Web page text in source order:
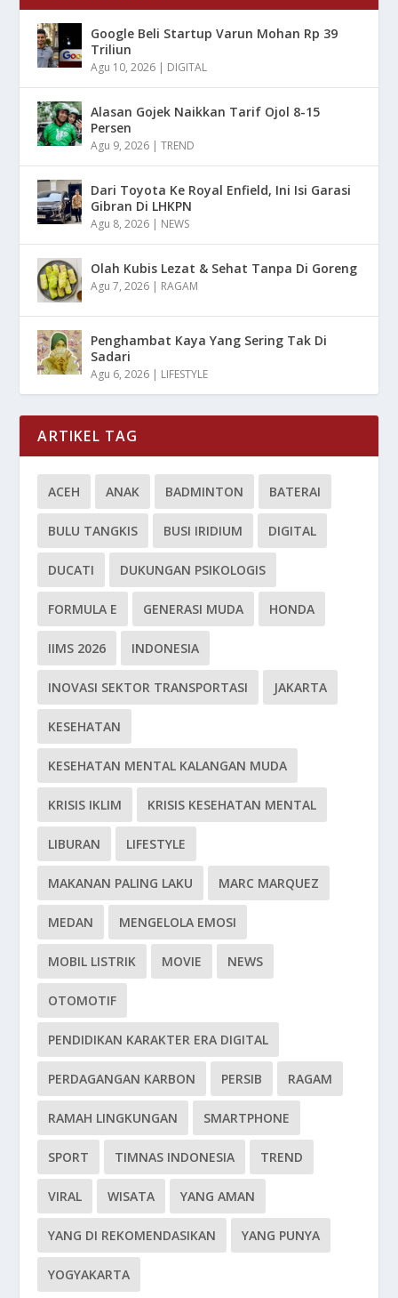
Google Beli Startup Varun Mohan Rp 39
Triliun
Agu 10, 2026 | DIGITAL
Alasan Gojek Naikkan Tarif Ojol 8-15
Persen
Agu 9, 2026 |TREND
Dari Toyota Ke Royal Enfield, Ini Isi Garasi
Gibran Di LHKPN
Agu 8, 2026 | NEWS
Olah Kubis Lezat & Sehat Tanpa Di Goreng
Agu 7, 2026 | RAGAM
Penghambat Kaya Yang Sering Tak Di
Sadari
Agu 6, 2026 | LIFESTYLE
ARTIKEL TAG
ACEH ANAK BADMINTON BATERAI
BULU TANGKIS BUSI IRIDIUM DIGITAL
DUCATI DUKUNGAN PSIKOLOGIS
FORMULA E GENERASI MUDA HONDA
IIMS 2026 INDONESIA
INOVASI SEKTOR TRANSPORTASI JAKARTA
KESEHATAN
KESEHATAN MENTAL KALANGAN MUDA
KRISIS IKLIM KRISIS KESEHATAN MENTAL
LIBURAN LIFESTYLE
MAKANAN PALING LAKU MARC MARQUEZ
MEDAN MENGELOLA EMOSI
MOBIL LISTRIK MOVIE NEWS
OTOMOTIF
PENDIDIKAN KARAKTER ERA DIGITAL
PERDAGANGAN KARBON PERSIB RAGAM
RAMAH LINGKUNGAN SMARTPHONE
SPORT TIMNAS INDONESIA TREND
VIRAL WISATA YANG AMAN
YANG DI REKOMENDASIKAN YANG PUNYA
YOGYAKARTA